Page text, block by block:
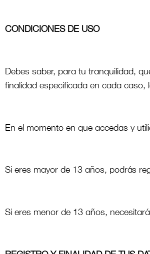
CONDICIONES DE USO
Debes saber, para tu tranquilidad,
finalidad especificada en cada caso,
En el momento en que accedas y
Si eres mayor de 13 años, podrás
Si eres menor de 13 años,